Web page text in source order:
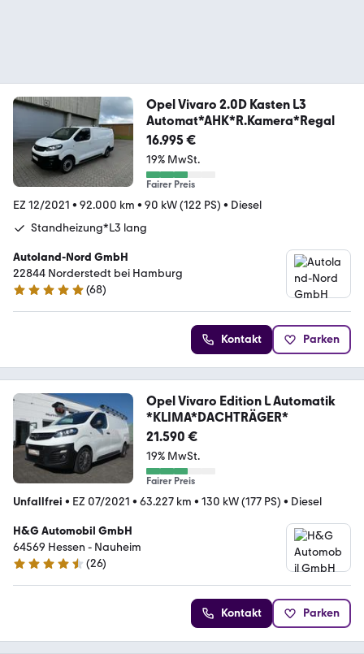
Opel Vivaro 2.0D Kasten L3
Automat*AHK*R.Kamera*Regal
16.995 €
19% MwSt.
Fairer Preis
EZ 12/2021 • 92.000 km • 90 kW (122 PS) • Diesel
Standheizung*L3 lang
Autoland-Nord GmbH
22844 Norderstedt bei Hamburg
4.9 Sterne
(68)
Kontakt Parken
Opel Vivaro Edition L Automatik
*KLIMA*DACHTRÄGER*
21.590 €
19% MwSt.
Fairer Preis
Unfallfrei • EZ 07/2021 • 63.227 km • 130 kW (177 PS) • Diesel
H&G Automobil GmbH
64569 Hessen - Nauheim
4.5 Sterne
(26)
Kontakt Parken